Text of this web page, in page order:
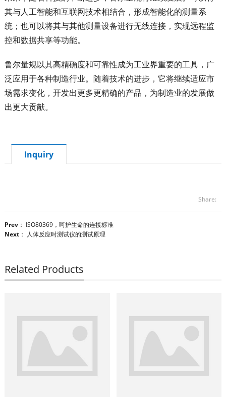
其与人工智能和互联网技术相结合，形成智能化的测量系
统；也可以将其与其他测量设备进行无线连接，实现远程监
控和数据共享等功能。
鲁尔量规以其高精确度和可靠性成为工业界重要的工具，广
泛应用于各种制造行业。随着技术的进步，它将继续适应市
场需求变化，开发出更多更精确的产品，为制造业的发展做
出更大贡献。
Inquiry
Share:
Prev： ISO80369，呵护生命的连接标准
Next： 人体反应时测试仪的测试原理
Related Products